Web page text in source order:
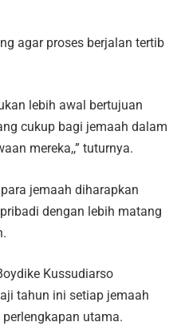
agar proses berjalan tertib
lebih awal bertujuan
cukup bagi jemaah dalam
mereka,,” tuturnya.
jemaah diharapkan
dengan lebih matang
Kussudiarso
tahun ini setiap jemaah
utama.